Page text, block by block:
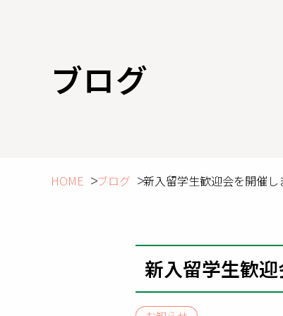
ブログ
HOME ブログ 新入留学生歓迎会を開催し
新入留学生歓